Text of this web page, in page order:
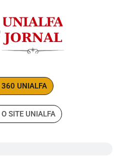
360 UNIALFA
SITE UNIALFA